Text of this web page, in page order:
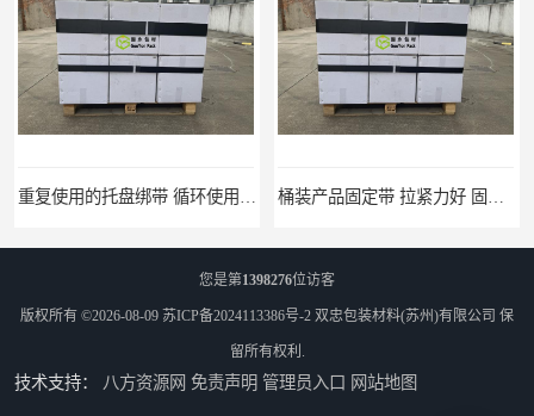
您是第1398276位访客
版权所有 ©2026-08-09 苏ICP备2024113386号-2 双忠包装材料(苏州)有限公司 保
留所有权利.
技术支持： 八方资源网 免责声明 管理员入口 网站地图